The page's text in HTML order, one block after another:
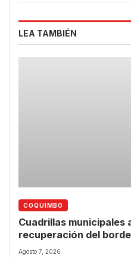
LEA TAMBIÉN
COQUIMBO
Cuadrillas municipales
recuperación del
tras las lluvias
Agosto 7, 2026